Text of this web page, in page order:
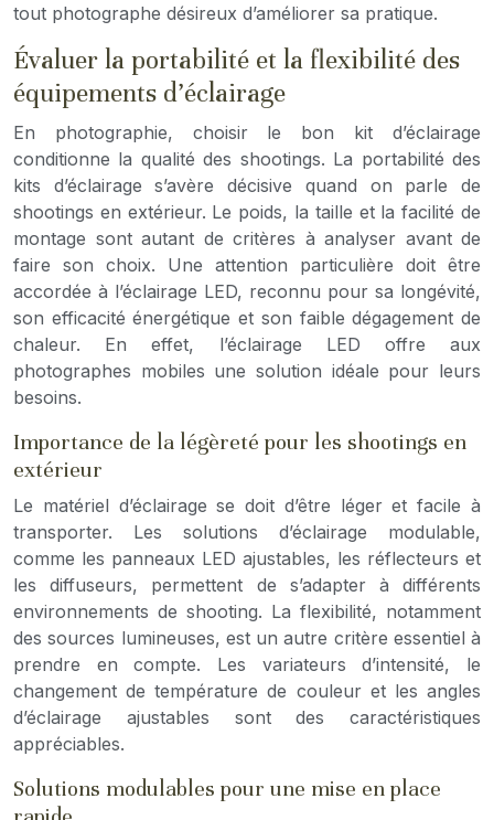
tout photographe désireux d’améliorer sa pratique.
Évaluer la portabilité et la flexibilité des
équipements d’éclairage
En photographie, choisir le bon kit d’éclairage
conditionne la qualité des shootings. La portabilité des
kits d’éclairage s’avère décisive quand on parle de
shootings en extérieur. Le poids, la taille et la facilité de
montage sont autant de critères à analyser avant de
faire son choix. Une attention particulière doit être
accordée à l’éclairage LED, reconnu pour sa longévité,
son efficacité énergétique et son faible dégagement de
chaleur. En effet, l’éclairage LED offre aux
photographes mobiles une solution idéale pour leurs
besoins.
Importance de la légèreté pour les shootings en
extérieur
Le matériel d’éclairage se doit d’être léger et facile à
transporter. Les solutions d’éclairage modulable,
comme les panneaux LED ajustables, les réflecteurs et
les diffuseurs, permettent de s’adapter à différents
environnements de shooting. La flexibilité, notamment
des sources lumineuses, est un autre critère essentiel à
prendre en compte. Les variateurs d’intensité, le
changement de température de couleur et les angles
d’éclairage ajustables sont des caractéristiques
appréciables.
Solutions modulables pour une mise en place